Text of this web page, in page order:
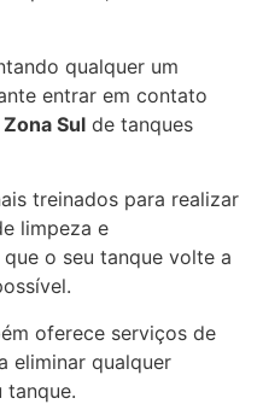
qualquer um
entrar em contato
Sul de tanques
treinados para realizar
limpeza e
o seu tanque volte a
oferece serviços de
eliminar qualquer
tanque.